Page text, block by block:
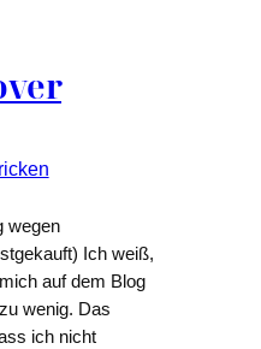
wegen
Ich weiß,
auf dem Blog
wenig. Das
ich nicht